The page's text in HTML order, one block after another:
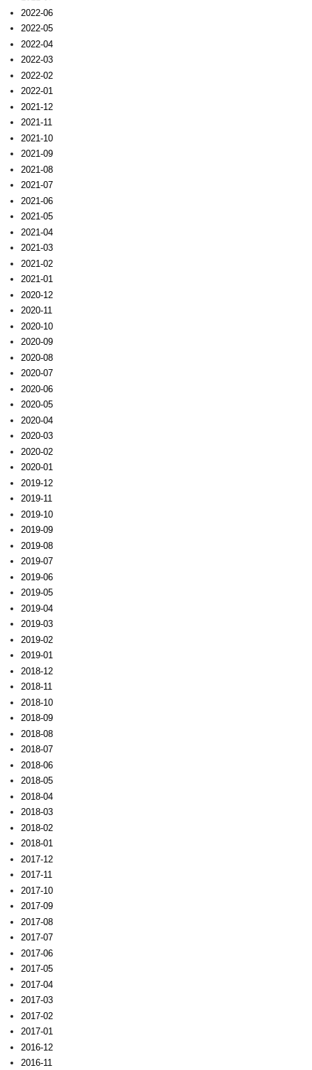
2022-06
2022-05
2022-04
2022-03
2022-02
2022-01
2021-12
2021-11
2021-10
2021-09
2021-08
2021-07
2021-06
2021-05
2021-04
2021-03
2021-02
2021-01
2020-12
2020-11
2020-10
2020-09
2020-08
2020-07
2020-06
2020-05
2020-04
2020-03
2020-02
2020-01
2019-12
2019-11
2019-10
2019-09
2019-08
2019-07
2019-06
2019-05
2019-04
2019-03
2019-02
2019-01
2018-12
2018-11
2018-10
2018-09
2018-08
2018-07
2018-06
2018-05
2018-04
2018-03
2018-02
2018-01
2017-12
2017-11
2017-10
2017-09
2017-08
2017-07
2017-06
2017-05
2017-04
2017-03
2017-02
2017-01
2016-12
2016-11